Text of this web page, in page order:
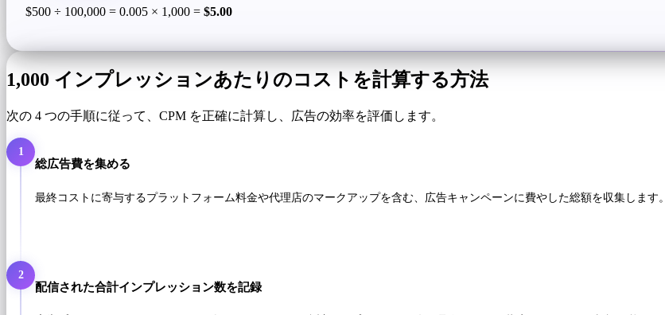
$500 ÷ 100,000 = 0.005 × 1,000 = $5.00
1,000 インプレッションあたりのコストを計算する方法
次の 4 つの手順に従って、CPM を正確に計算し、広告の効率を評価します。
1
総広告費を集める
最終コストに寄与するプラットフォーム料金や代理店のマークアップを含む、広告キャンペーンに費やした総額を収集します。
2
配信された合計インプレッション数を記録